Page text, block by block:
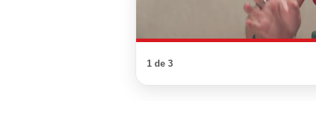
1 de 3